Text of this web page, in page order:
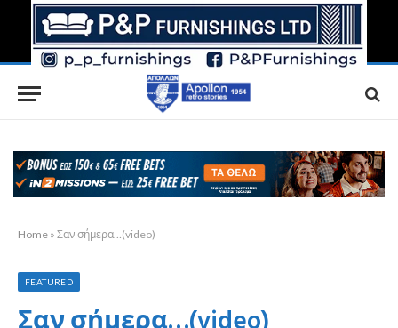
Home » Σαν σήμερα…(video)
FEATURED